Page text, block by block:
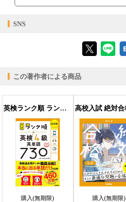
【対応デバイス】
【PC版ConTenDoビューア】
【モバイルビューア】
SNS
この著作者による商品
英検ランク順 ランク順英検4級英単語730 新装版
購入(無期限)
購入(無期限)